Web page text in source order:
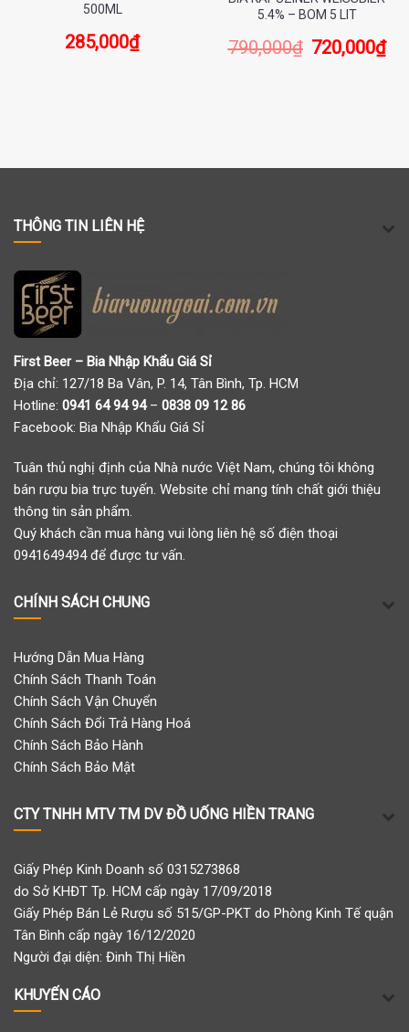
500ML
285,000₫
5.4% – BOM 5 LIT
790,000₫ 720,000₫
THÔNG TIN LIÊN HỆ
First Beer – Bia Nhập Khẩu Giá Sỉ
Địa chỉ: 127/18 Ba Vân, P. 14, Tân Bình, Tp. HCM
Hotline: 0941 64 94 94– 0838 09 12 86
Facebook: Bia Nhập Khẩu Giá Sỉ
Tuân thủ nghị định của Nhà nước Việt Nam, chúng tôi không
bán rượu bia trực tuyến. Website chỉ mang tính chất giới thiệu
thông tin sản phẩm.
Quý khách cần mua hàng vui lòng liên hệ số điện thoại
0941649494 để được tư vấn.
CHÍNH SÁCH CHUNG
Hướng Dẫn Mua Hàng
Chính Sách Thanh Toán
Chính Sách Vận Chuyển
Chính Sách Đổi Trả Hàng Hoá
Chính Sách Bảo Hành
Chính Sách Bảo Mật
CTY TNHH MTV TM DV ĐỒ UỐNG HIỀN TRANG
Giấy Phép Kinh Doanh số 0315273868
do Sở KHĐT Tp. HCM cấp ngày 17/09/2018
Giấy Phép Bán Lẻ Rượu số 515/GP-PKT do Phòng Kinh Tế quận
Tân Bình cấp ngày 16/12/2020
Người đại diện: Đinh Thị Hiền
KHUYẾN CÁO